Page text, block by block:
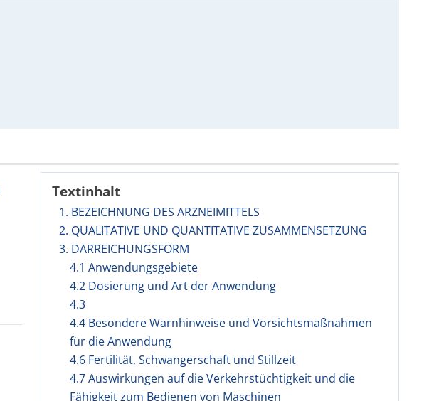
Textinhalt
1. BEZEICHNUNG DES ARZNEIMITTELS
2. QUALITATIVE UND QUANTITATIVE ZUSAMMENSETZUNG
3. DARREICHUNGSFORM
4.1 Anwendungsgebiete
4.2 Dosierung und Art der Anwendung
4.3
4.4 Besondere Warnhinweise und Vorsichtsmaßnahmen
für die Anwendung
4.6 Fertilität, Schwangerschaft und Stillzeit
4.7 Auswirkungen auf die Verkehrstüchtigkeit und die
Fähigkeit zum Bedienen von Maschinen